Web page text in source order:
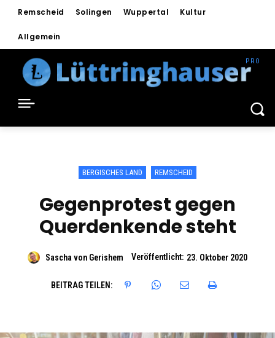
Remscheid Solingen Wuppertal Kultur
Allgemein
BERGISCHES LAND REMSCHEID
Gegenprotest gegen
Querdenkende steht
Sascha von Gerishem Veröffentlicht: 23. Oktober 2020
BEITRAG TEILEN: